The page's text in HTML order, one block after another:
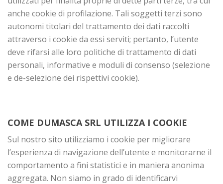
anche cookie di profilazione. Tali soggetti terzi sono
autonomi titolari del trattamento dei dati raccolti
attraverso i cookie da essi serviti; pertanto, l’utente
deve rifarsi alle loro politiche di trattamento di dati
personali, informative e moduli di consenso (selezione
e de-selezione dei rispettivi cookie).
COME DUMASCA SRL UTILIZZA I COOKIE
Sul nostro sito utilizziamo i cookie per migliorare
l’esperienza di navigazione dell’utente e monitorarne il
comportamento a fini statistici e in maniera anonima
aggregata. Non siamo in grado di identificarvi